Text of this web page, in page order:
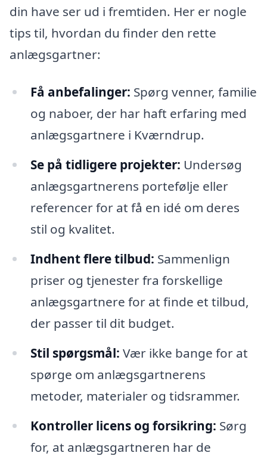
din have ser ud i fremtiden. Her er nogle
tips til, hvordan du finder den rette
anlægsgartner:
Få anbefalinger: Spørg venner, familie
og naboer, der har haft erfaring med
anlægsgartnere i Kværndrup.
Se på tidligere projekter: Undersøg
anlægsgartnerens portefølje eller
referencer for at få en idé om deres
stil og kvalitet.
Indhent flere tilbud: Sammenlign
priser og tjenester fra forskellige
anlægsgartnere for at finde et tilbud,
der passer til dit budget.
Stil spørgsmål: Vær ikke bange for at
spørge om anlægsgartnerens
metoder, materialer og tidsrammer.
Kontroller licens og forsikring: Sørg
for, at anlægsgartneren har de